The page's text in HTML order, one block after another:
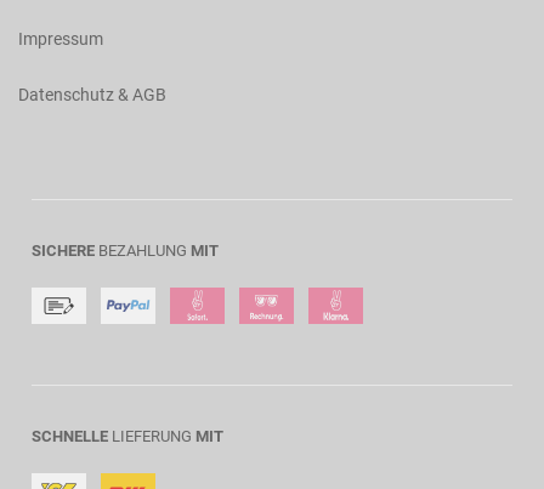
Impressum
Datenschutz & AGB
SICHERE BEZAHLUNG MIT
SCHNELLE LIEFERUNG MIT